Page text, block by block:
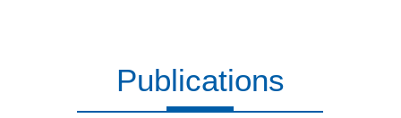
Publications